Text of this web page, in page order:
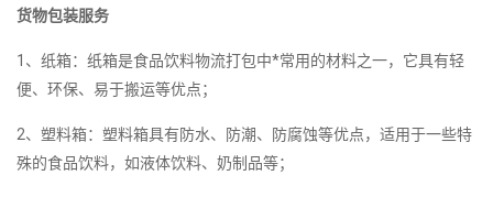
货物包装服务
1、纸箱：纸箱是食品饮料物流打包中*常用的材料之一，它具有轻
便、环保、易于搬运等优点；
2、塑料箱：塑料箱具有防水、防潮、防腐蚀等优点，适用于一些特
殊的食品饮料，如液体饮料、奶制品等；